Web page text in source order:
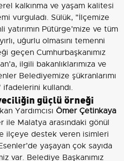
kalkınma ve yaşam kalitesi
vurguladı. Sülük, "İlçemize
Pütürge’mize ve tüm
uğurlu olmasını temenni
geçen Cumhurbaşkanımız
ilgili bakanlıklarımıza ve
Belediyemize şükranlarımı
ifadelerini kullandı.
güçlü örneği
Yardımcısı Ömer Çetinkaya
ile Malatya arasındaki gönül
ilçeye destek veren isimleri
yaşayan çok sayıda
var. Belediye Başkanımız